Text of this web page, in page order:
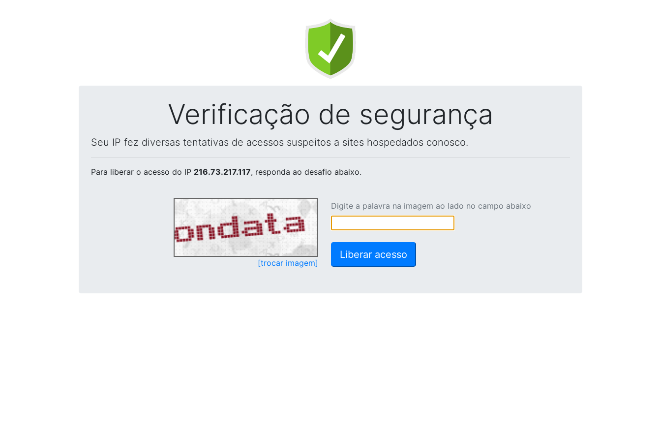
Verificação de segurança
Seu IP fez diversas tentativas de acessos suspeitos a sites hospedados conosco.
Para liberar o acesso do IP 216.73.217.117, responda ao desafio abaixo.
[trocar imagem]
Digite a palavra na imagem ao lado no campo abaixo